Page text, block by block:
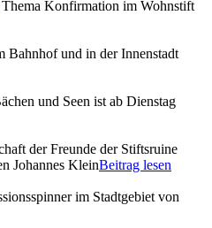
Konfirmation im Wohnstift
Bahnhof und in der Innenstadt
und Seen ist ab Dienstag
der Freunde der Stiftsruine
Johannes KleinBeitrag lesen
im Stadtgebiet von